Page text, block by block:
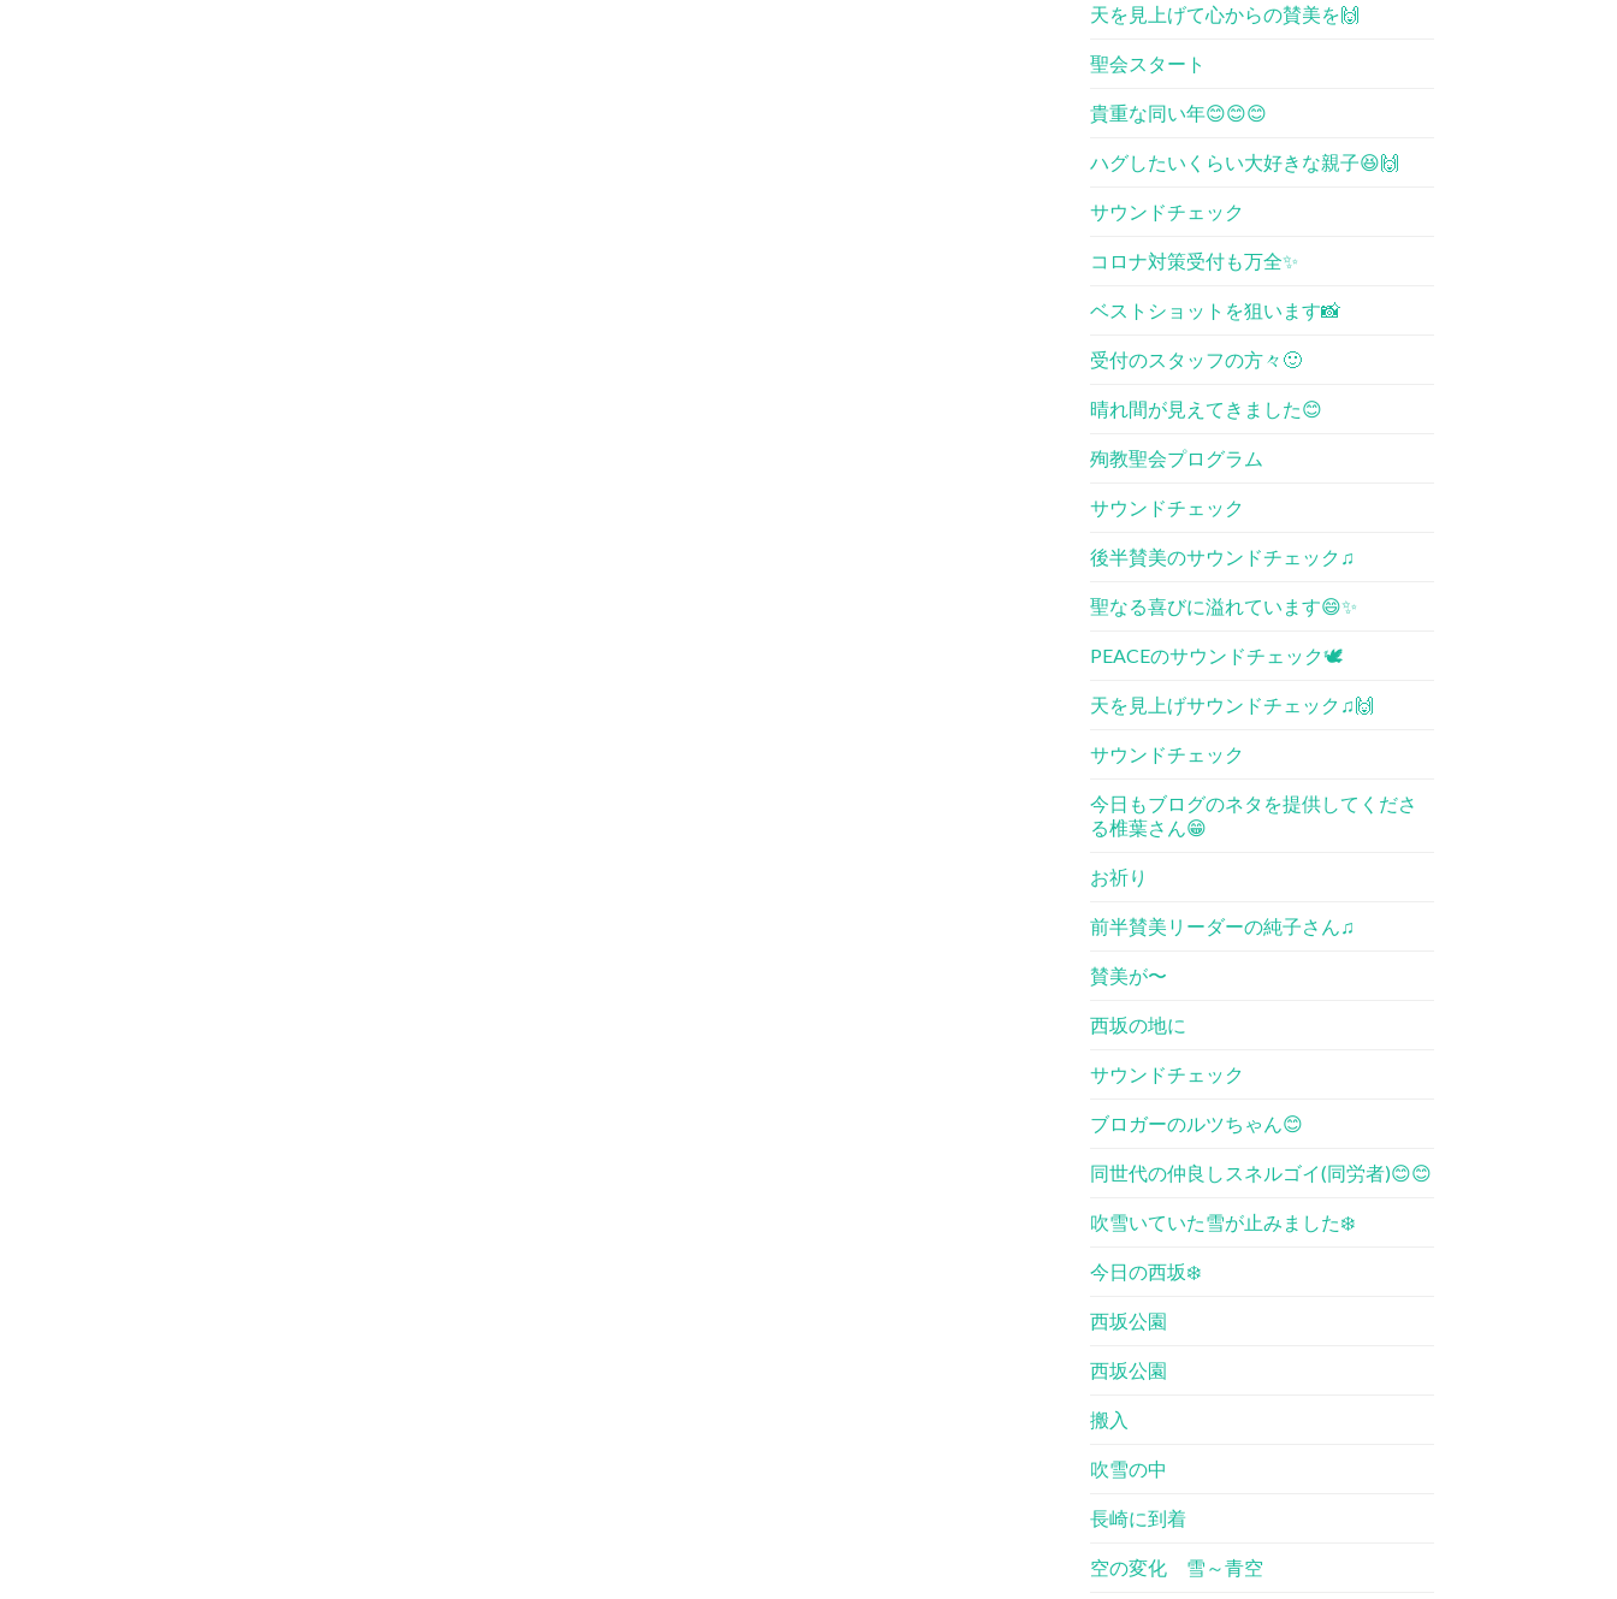
天を見上げて心からの賛美を🙌
聖会スタート
貴重な同い年😊😊😊
ハグしたいくらい大好きな親子😆🙌
サウンドチェック
コロナ対策受付も万全✨
ベストショットを狙います📸
受付のスタッフの方々🙂
晴れ間が見えてきました😊
殉教聖会プログラム
サウンドチェック
後半賛美のサウンドチェック♫
聖なる喜びに溢れています😄✨
PEACEのサウンドチェック🕊
天を見上げサウンドチェック♫🙌
サウンドチェック
今日もブログのネタを提供してくださ
る椎葉さん😁
お祈り
前半賛美リーダーの純子さん♫
賛美が〜
西坂の地に
サウンドチェック
ブロガーのルツちゃん😊
同世代の仲良しスネルゴイ(同労者)😊😊
吹雪いていた雪が止みました❄️
今日の西坂❄️
西坂公園
西坂公園
搬入
吹雪の中
長崎に到着
空の変化 雪～青空